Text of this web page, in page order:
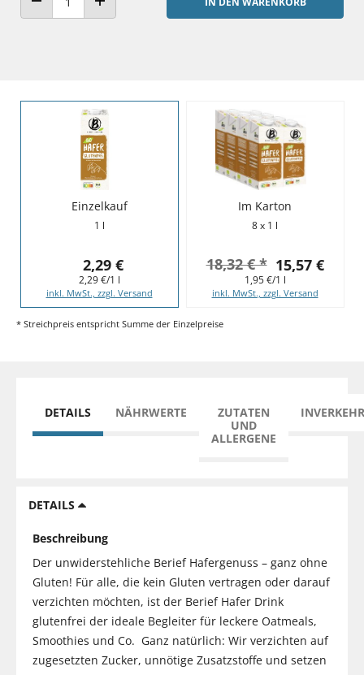
ANZAHL VERRINGERNANZAHL ERHÖHEN
Einzelkauf
1 l
2,29 €
2,29 €/1 l
inkl. MwSt., zzgl. Versand
Im Karton
8 x 1 l
15,57 €
18,32 € *
1,95 €/1 l
inkl. MwSt., zzgl. Versand
* Streichpreis entspricht Summe der Einzelpreise
DETAILS NÄHRWERTE
ZUTATEN
UND
ALLERGENE
DETAILS
Beschreibung
Der unwiderstehliche Berief Hafergenuss – ganz ohne
Gluten! Für alle, die kein Gluten vertragen oder darauf
verzichten möchten, ist der Berief Hafer Drink
glutenfrei der ideale Begleiter für leckere Oatmeals,
Smoothies und Co. Ganz natürlich: Wir verzichten auf
zugesetzten Zucker, unnötige Zusatzstoffe und setzen